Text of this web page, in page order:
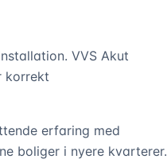
VVS Akut
korrekt
erfaring med
boliger i nyere kvarterer.